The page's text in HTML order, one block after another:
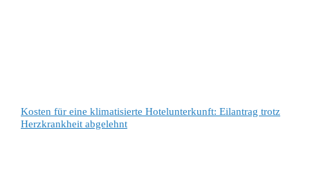
Kosten für eine klimatisierte Hotelunterkunft: Eilantrag trotz
Herzkrankheit abgelehnt